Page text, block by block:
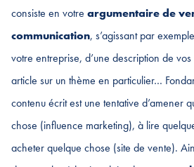
consiste en votre argumentaire de
communication, s’agissant par
votre entreprise, d’une description de
article sur un thème en particulier…
contenu écrit est une tentative d’amener
chose (influence marketing), à lire
acheter quelque chose (site de vente).